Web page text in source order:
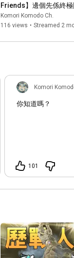
Friends】邊個先係終極
🎰🎰🎰  #komoriLIVE
Komori Komodo Ch.
116 views • Streamed 2
Komori
你知道嗎？
101